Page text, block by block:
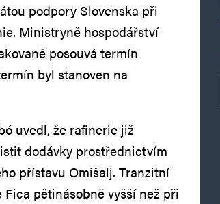
podpory Slovenska při
Ministryně hospodářství
posouvá termín
byl stanoven na
uvedl, že rafinerie již
dodávky prostřednictvím
přístavu Omišalj. Tranzitní
pětinásobně vyšší než při